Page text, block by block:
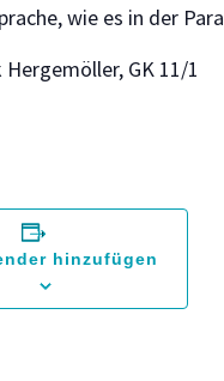
wie es in der
GK 11/1
hinzufügen